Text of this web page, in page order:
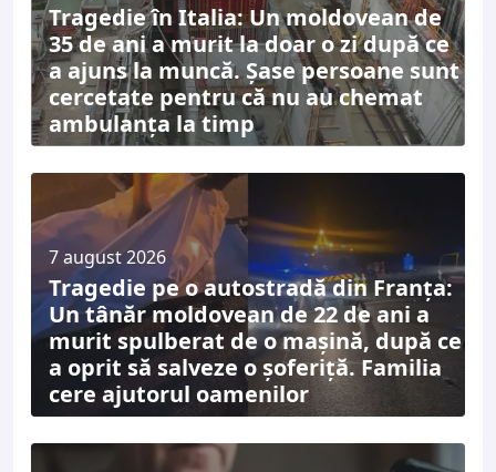
Tragedie în Italia: Un moldovean de
35 de ani a murit la doar o zi după ce
a ajuns la muncă. Șase persoane sunt
cercetate pentru că nu au chemat
ambulanța la timp
7 august 2026
Tragedie pe o autostradă din Franța:
Un tânăr moldovean de 22 de ani a
murit spulberat de o mașină, după ce
a oprit să salveze o șoferiță. Familia
cere ajutorul oamenilor